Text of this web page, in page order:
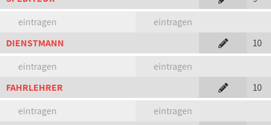
eintragen
eintragen
DIENSTMANN
10
eintragen
eintragen
FAHRLEHRER
10
eintragen
eintragen